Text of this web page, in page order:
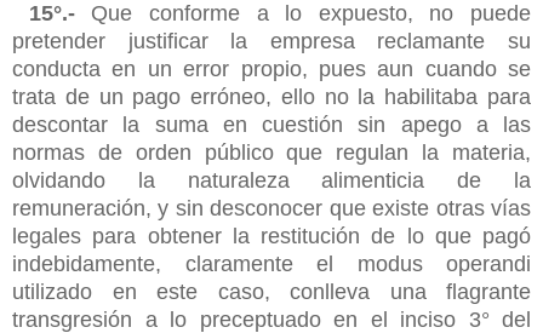
15°.-Que conforme a lo expuesto, no puede
pretender justificar la empresa reclamante su
conducta en un error propio, pues aun cuando se
trata de un pago erróneo, ello no la habilitaba para
descontar la suma en cuestión sin apego a las
normas de orden público que regulan la materia,
olvidando la naturaleza alimenticia de la
remuneración, y sin desconocer que existe otras vías
legales para obtener la restitución de lo que pagó
indebidamente, claramente el modus operandi
utilizado en este caso, conlleva una flagrante
transgresión a lo preceptuado en el inciso 3° del